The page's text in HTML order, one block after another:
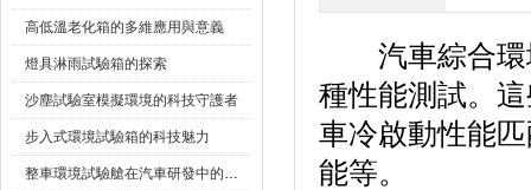
高低溫老化箱的多維應用與意義
燈具淋雨試驗箱的探索
沙塵試驗室模擬環境的科技守護者
步入式環境試驗箱的科技魅力
整車環境試驗艙在汽車研發中的作用
汽車綜合環境
種性能測試。
車冷啟動性能匹
能等。